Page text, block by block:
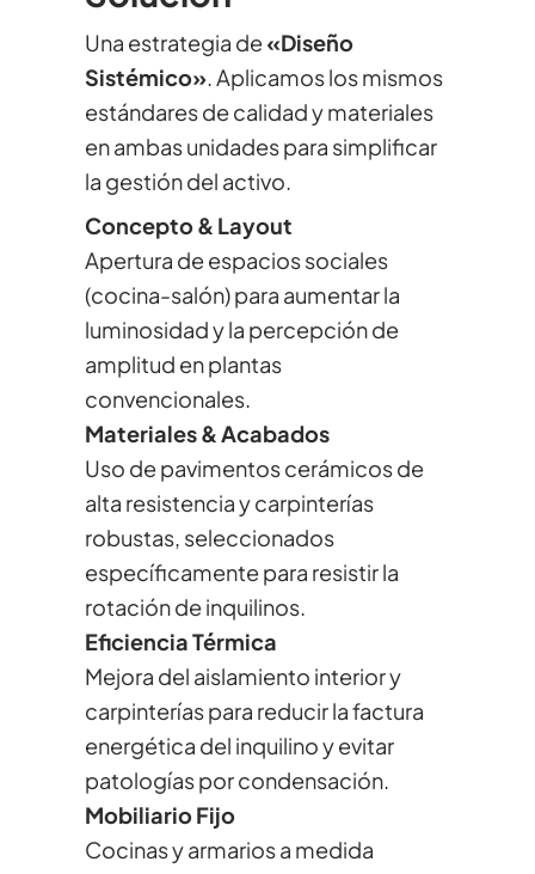
Una estrategia de«Diseño
Sistémico». Aplicamos los mismos
estándares de calidad y materiales
en ambas unidades para simplificar
la gestión del activo.
Concepto & Layout
Apertura de espacios sociales
(cocina-salón) para aumentar la
luminosidad y la percepción de
amplitud en plantas
convencionales.
Materiales & Acabados
Uso de pavimentos cerámicos de
alta resistencia y carpinterías
robustas, seleccionados
específicamente para resistir la
rotación de inquilinos.
Eficiencia Térmica
Mejora del aislamiento interior y
carpinterías para reducir la factura
energética del inquilino y evitar
patologías por condensación.
Mobiliario Fijo
Cocinas y armarios a medida